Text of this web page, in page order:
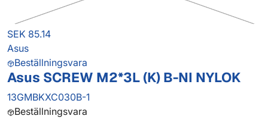
SEK 85.14
Asus
Beställningsvara
Asus SCREW M2*3L (K) B-NI NYLOK
13GMBKXC030B-1
Beställningsvara